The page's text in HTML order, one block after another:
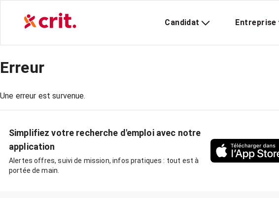
Candidat Entreprise
Erreur
Une erreur est survenue.
Simplifiez votre recherche d'emploi avec notre
application
Alertes offres, suivi de mission, infos pratiques : tout est à
portée de main.